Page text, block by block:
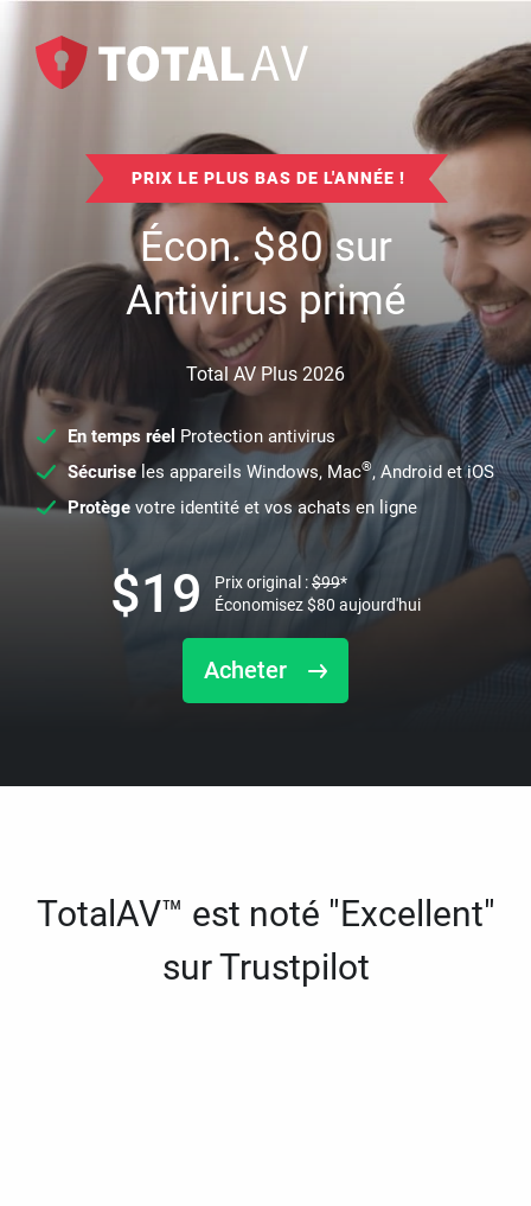
PRIX LE PLUS BAS DE L'ANNÉE !
Écon.$80sur
Antivirus primé
Total AV Plus 2026
En temps réel Protection antivirus
Sécuriseles appareils Windows, Mac®, Android et iOS
Protège votre identité et vos achats en ligne
Acheter
$19 Prix original :$99*
Économisez$80 aujourd'hui
TotalAV™ est noté "Excellent"
sur Trustpilot